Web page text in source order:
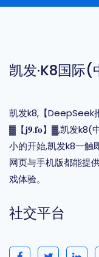
凯发·k8国际
凯发k8,【DeepSeek
▓【𝐣𝟗.𝐟𝐨】▓,凯发k8(
小的开始,凯发k8一触
网页与手机版都能提
戏体验。
社交平台